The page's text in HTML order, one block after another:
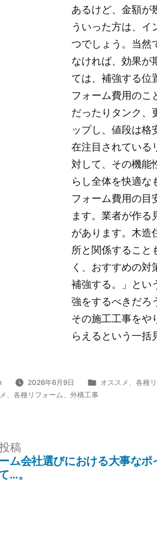
あるけど、金額が
ういった方は、イ
つでしょう。当然
なければ、効果が
ては、補強する位
フォーム費用のこ
だったりタンク、
ップし、値段は格
在注目されている
対して、その機能
らし全体を快適な
フォーム費用の目
ます。業者が作る
があります。木造
所と関係すること
く、おすすめの
補強する。」とい
強をするべきだろ
その施工工事をや
らえるという一括
2026年6月9日
カ
オススメ 各種
、各種リフォーム 、外構工事
稿
の
投
ム会社選びにおける大事なポ
…。